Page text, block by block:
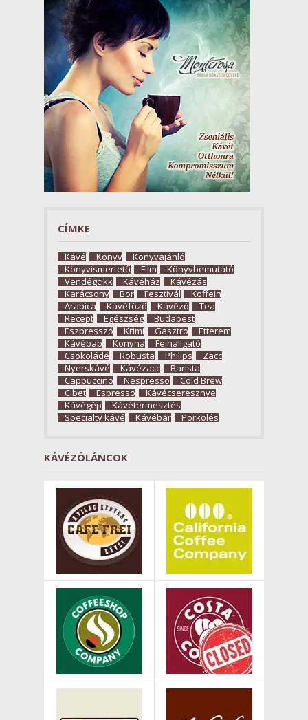
CÍMKE
Kávé Könyv
Könyvajánló
Könyvismertető
Film
Könyvbemutató
Vendégcikk
Kávéház
Kávézás
Karácsony
Bor Fesztivál
Koffein
Arabica
Kávéfőző Kávézó
Tea
Recept
Egészség
Budapest
Eszpresszó
Krimi Gasztro
Étterem
Kávébab
Konyha
Fejhallgató
Csokoládé
Robusta Philips
Zacc
Nyerskávé
Kávézacc
Barista
Cappuccino
Nespresso
Cold Brew
Cibet
Espresso
Kávécseresznye
Kávégép
Kávétermesztés
Specialty kávé
Kávébár Pörkölés
KÁVÉZÓLÁNCOK